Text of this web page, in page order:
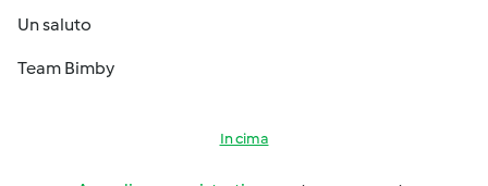
Un saluto
Team Bimby
In cima